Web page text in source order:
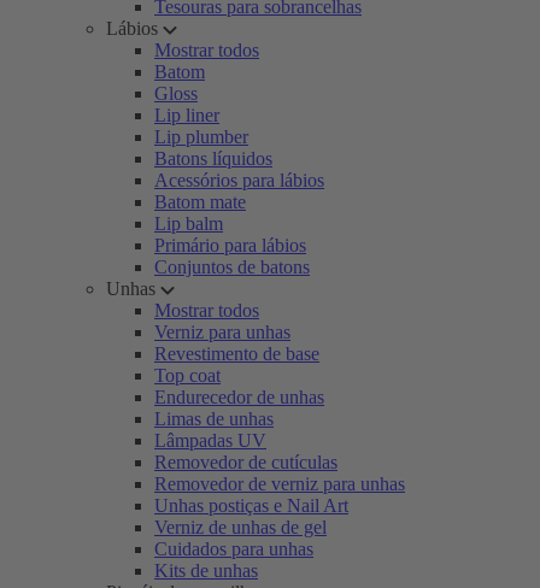
Tesouras para sobrancelhas
Lábios
Mostrar todos
Batom
Gloss
Lip liner
Lip plumber
Batons líquidos
Acessórios para lábios
Batom mate
Lip balm
Primário para lábios
Conjuntos de batons
Unhas
Mostrar todos
Verniz para unhas
Revestimento de base
Top coat
Endurecedor de unhas
Limas de unhas
Lâmpadas UV
Removedor de cutículas
Removedor de verniz para unhas
Unhas postiças e Nail Art
Verniz de unhas de gel
Cuidados para unhas
Kits de unhas